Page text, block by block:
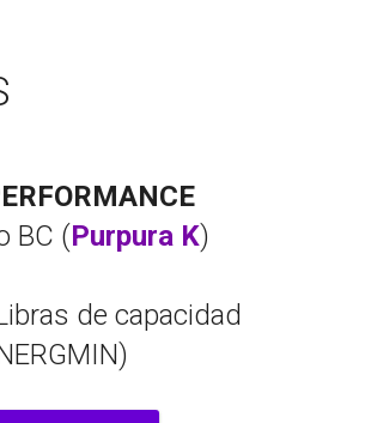
BC (Purpura K)
de capacidad